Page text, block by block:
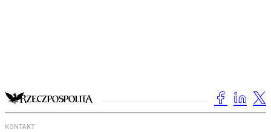
KONTAKT